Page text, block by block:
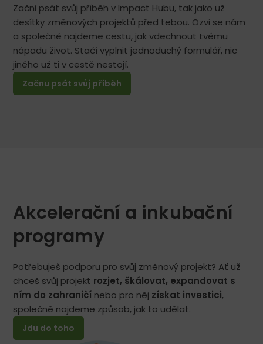
Začni psát svůj příběh v Impact Hubu, tak jako už
desítky změnových projektů před tebou. Ozvi se nám
a společně najdeme cestu, jak vdechnout tvému
nápadu život. Stačí vyplnit jednoduchý formulář, nic
jiného už ti v cestě nestojí.
Začnu psát svůj příběh
Akcelerační a inkubační
programy
Potřebuješ podporu pro svůj změnový projekt? Ať už
chceš svůj projekt rozjet, škálovat, expandovat s
ním do zahraničí nebo pro něj získat investici,
společně najdeme způsob, jak to udělat.
Jdu do toho